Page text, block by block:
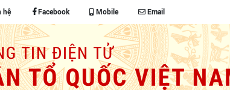
hệ Facebook Mobile Email